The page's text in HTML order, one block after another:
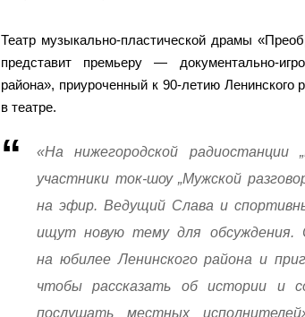
Театр музыкально-пластической драмы
представит премьеру — документально-
района», приуроченный к 90-летию
в театре.
«На нижегородской
участники ток-шоу „Мужской
на эфир. Ведущий Слава и
ищут новую тему для обсуждения.
на юбилее Ленинского района и
чтобы рассказать об истории и
послушать местных